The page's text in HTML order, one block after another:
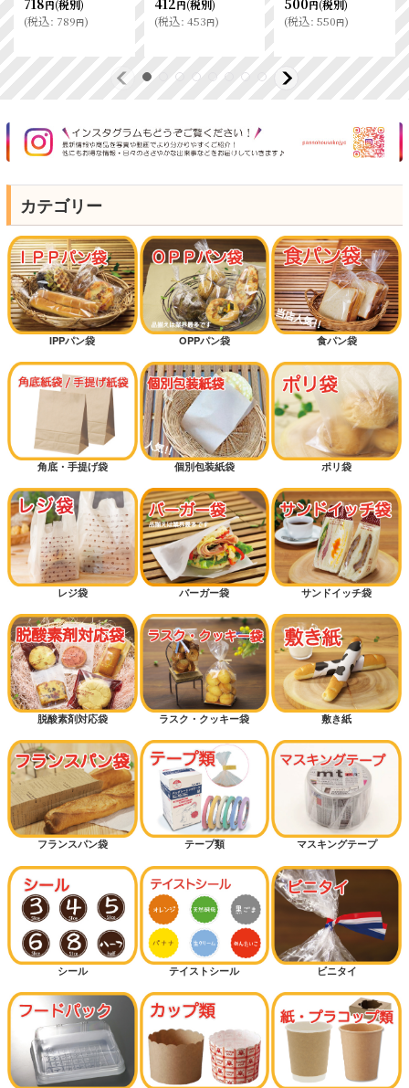
円(税別)
(税込: 789円)
円(税別)
(税込: 453円)
円(税別)
(税込: 550円)
カテゴリー
IPPパン袋 OPPパン袋 食パン袋
角底・手提げ袋 個別包装紙袋 ポリ袋
レジ袋 バーガー袋 サンドイッチ袋
脱酸素剤対応袋 ラスク・クッキー袋 敷き紙
フランスパン袋 テープ類 マスキングテープ
シール テイストシール ビニタイ